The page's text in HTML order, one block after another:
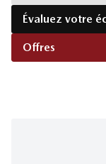
Évaluez votre
Offres